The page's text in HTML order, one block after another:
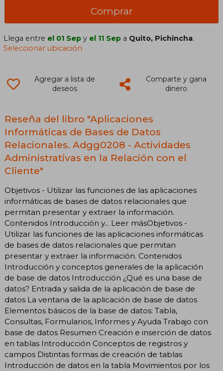
Comprar
Llega entre el 01 Sep y el 11 Sep a Quito, Pichincha.
Seleccionar ubicación
Agregar a lista de
deseos
Comparte y gana
dinero
Reseña del libro "Aplicaciones
Informáticas de Bases de Datos
Relacionales. Adgg0208 - Actividades
Administrativas en la Relación con el
Cliente"
Objetivos - Utilizar las funciones de las aplicaciones
informáticas de bases de datos relacionales que
permitan presentar y extraer la información.
Contenidos Introducción y... Leer másObjetivos -
Utilizar las funciones de las aplicaciones informáticas
de bases de datos relacionales que permitan
presentar y extraer la información. Contenidos
Introducción y conceptos generales de la aplicación
de base de datos Introducción ¿Qué es una base de
datos? Entrada y salida de la aplicación de base de
datos La ventana de la aplicación de base de datos
Elementos básicos de la base de datos: Tabla,
Consultas, Formularios, Informes y Ayuda Trabajo con
base de datos Resumen Creación e inserción de datos
en tablas Introducción Conceptos de registros y
campos Distintas formas de creación de tablas
Introducción de datos en la tabla Movimientos por los